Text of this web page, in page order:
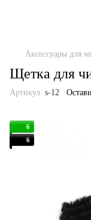
Аксессуары для
Щетка для
Артикул: s-12
6
6